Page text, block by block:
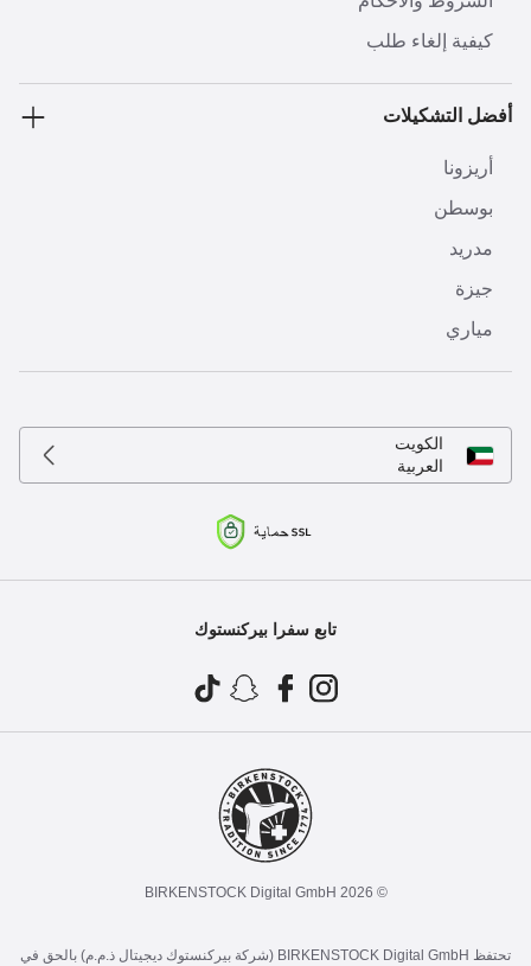
كيفية إلغاء طلب
أفضل التشكيلات
أريزونا
بوسطن
مدريد
جيزة
مياري
الكويت
العربية
تابع سفرا بيركنستوك
© 2026 BIRKENSTOCK Digital GmbH
تحتفظ BIRKENSTOCK Digital GmbH (شركة بيركنستوك ديجيتال ذ.م.م) بالحق في